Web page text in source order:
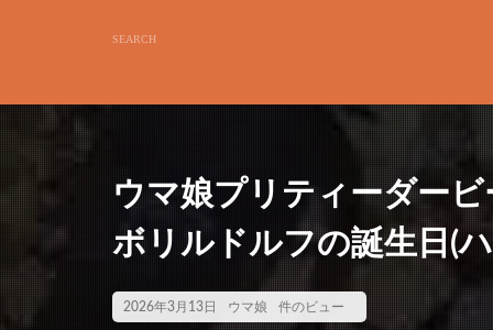
ウマ娘プリティーダー
ボリルドルフの誕生日(
2026年3月13日 ウマ娘 件のビュー